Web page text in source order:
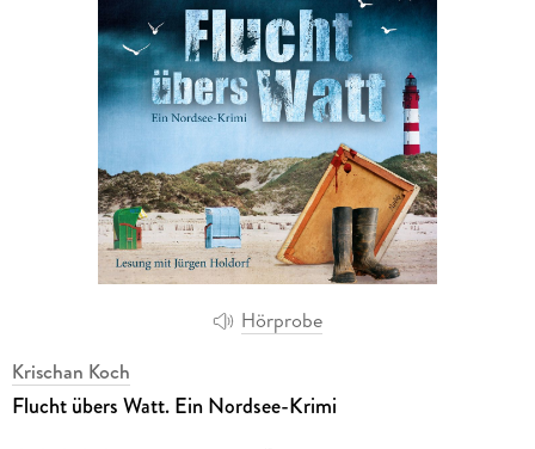
Hörprobe
Krischan Koch
Flucht übers Watt. Ein Nordsee-Krimi